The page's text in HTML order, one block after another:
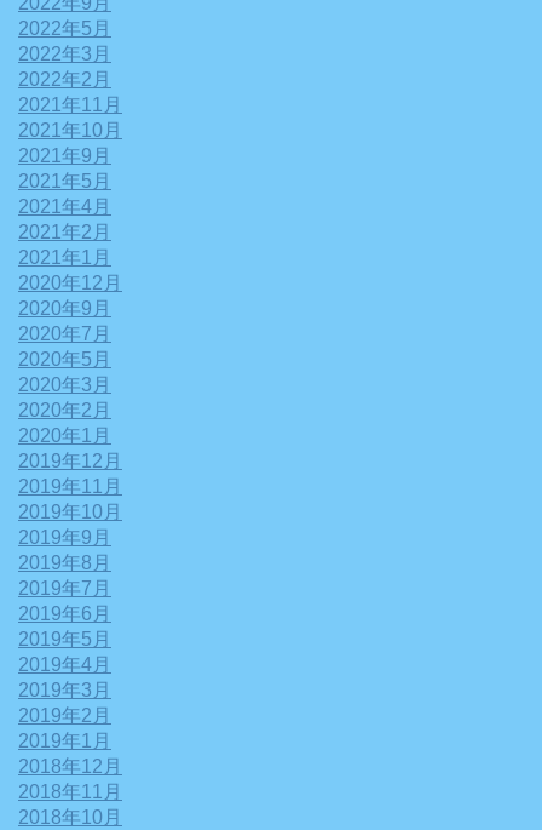
2022年5月
2022年3月
2022年2月
2021年11月
2021年10月
2021年9月
2021年5月
2021年4月
2021年2月
2021年1月
2020年12月
2020年9月
2020年7月
2020年5月
2020年3月
2020年2月
2020年1月
2019年12月
2019年11月
2019年10月
2019年9月
2019年8月
2019年7月
2019年6月
2019年5月
2019年4月
2019年3月
2019年2月
2019年1月
2018年12月
2018年11月
2018年10月